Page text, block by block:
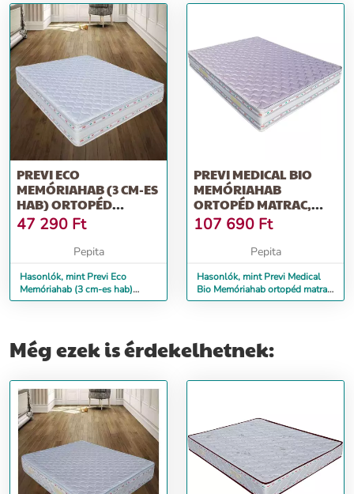
PREVI ECO
MEMÓRIAHAB (3 CM-ES
HAB) ORTOPÉD
MATRAC, ALOE VERA,
90...
47 290 Ft
Pepita
Hasonlók, mint Previ Eco
Memóriahab (3 cm-es hab)
ortopéd matrac, Aloe Vera, 90...
PREVI MEDICAL BIO
MEMÓRIAHAB
ORTOPÉD MATRAC,
KÓKUSZ, AQUAGEL
AIR-...
107 690 Ft
Pepita
Hasonlók, mint Previ Medical
Bio Memóriahab ortopéd matrac,
Kókusz, Aquagel Air-...
Még ezek is érdekelhetnek: